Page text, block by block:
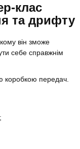
клас
та дрифту
він зможе
себе справжнім
коробкою передач.